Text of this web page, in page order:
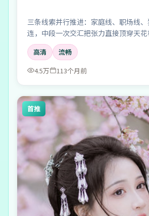
三条线索并行推进：家庭线、职场线
连，中段一次交汇把张力直接顶穿天花
高清
流畅
4.5万
113个月前
首推